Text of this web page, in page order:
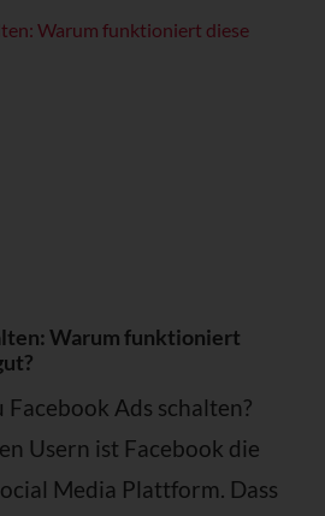
Warum funktioniert
Ads schalten?
Usern ist Facebook die
Media Plattform. Dass